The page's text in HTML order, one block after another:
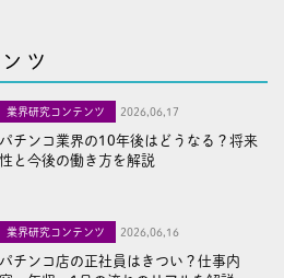
ツ
業界研究コンテンツ 2026,06,17
パチンコ業界の10年後はどうなる？将来
性と今後の働き方を解説
業界研究コンテンツ 2026,06,16
パチンコ店の正社員はきつい？仕事内